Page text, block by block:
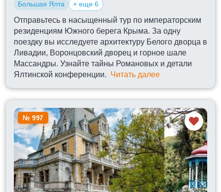
Большая Ялта
+ еще 6
Отправьтесь в насыщенный тур по императорским
резиденциям Южного берега Крыма. За одну
поездку вы исследуете архитектуру Белого дворца в
Ливадии, Воронцовский дворец и горное шале
Массандры. Узнайте тайны Романовых и детали
Ялтинской конференции. Читать далее
№ 997